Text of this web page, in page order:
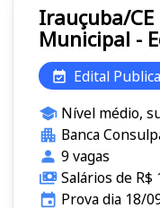
Irauçuba/CE Prefeitura
Municipal -
Edital
Nível médio,
Banca
9 vagas
Salários de R$
Prova dia 18/